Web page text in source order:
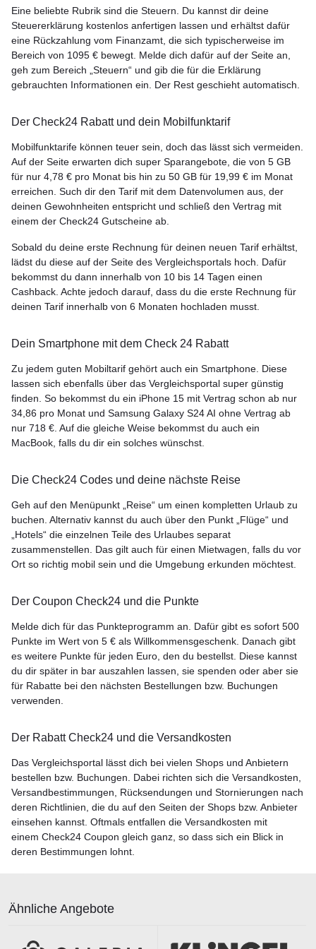
Eine beliebte Rubrik sind die Steuern. Du kannst dir deine
Steuererklärung kostenlos anfertigen lassen und erhältst dafür
eine Rückzahlung vom Finanzamt, die sich typischerweise im
Bereich von 1095 € bewegt. Melde dich dafür auf der Seite an,
geh zum Bereich „Steuern“ und gib die für die Erklärung
gebrauchten Informationen ein. Der Rest geschieht automatisch.
Der Check24 Rabatt und dein Mobilfunktarif
Mobilfunktarife können teuer sein, doch das lässt sich vermeiden.
Auf der Seite erwarten dich super Sparangebote, die von 5 GB
für nur 4,78 € pro Monat bis hin zu 50 GB für 19,99 € im Monat
erreichen. Such dir den Tarif mit dem Datenvolumen aus, der
deinen Gewohnheiten entspricht und schließ den Vertrag mit
einem der Check24 Gutscheine ab.
Sobald du deine erste Rechnung für deinen neuen Tarif erhältst,
lädst du diese auf der Seite des Vergleichsportals hoch. Dafür
bekommst du dann innerhalb von 10 bis 14 Tagen einen
Cashback. Achte jedoch darauf, dass du die erste Rechnung für
deinen Tarif innerhalb von 6 Monaten hochladen musst.
Dein Smartphone mit dem Check 24 Rabatt
Zu jedem guten Mobiltarif gehört auch ein Smartphone. Diese
lassen sich ebenfalls über das Vergleichsportal super günstig
finden. So bekommst du ein iPhone 15 mit Vertrag schon ab nur
34,86 pro Monat und Samsung Galaxy S24 AI ohne Vertrag ab
nur 718 €. Auf die gleiche Weise bekommst du auch ein
MacBook, falls du dir ein solches wünschst.
Die Check24 Codes und deine nächste Reise
Geh auf den Menüpunkt „Reise“ um einen kompletten Urlaub zu
buchen. Alternativ kannst du auch über den Punkt „Flüge“ und
„Hotels“ die einzelnen Teile des Urlaubes separat
zusammenstellen. Das gilt auch für einen Mietwagen, falls du vor
Ort so richtig mobil sein und die Umgebung erkunden möchtest.
Der Coupon Check24 und die Punkte
Melde dich für das Punkteprogramm an. Dafür gibt es sofort 500
Punkte im Wert von 5 € als Willkommensgeschenk. Danach gibt
es weitere Punkte für jeden Euro, den du bestellst. Diese kannst
du dir später in bar auszahlen lassen, sie spenden oder aber sie
für Rabatte bei den nächsten Bestellungen bzw. Buchungen
verwenden.
Der Rabatt Check24 und die Versandkosten
Das Vergleichsportal lässt dich bei vielen Shops und Anbietern
bestellen bzw. Buchungen. Dabei richten sich die Versandkosten,
Versandbestimmungen, Rücksendungen und Stornierungen nach
deren Richtlinien, die du auf den Seiten der Shops bzw. Anbieter
einsehen kannst. Oftmals entfallen die Versandkosten mit
einem Check24 Coupon gleich ganz, so dass sich ein Blick in
deren Bestimmungen lohnt.
Ähnliche Angebote